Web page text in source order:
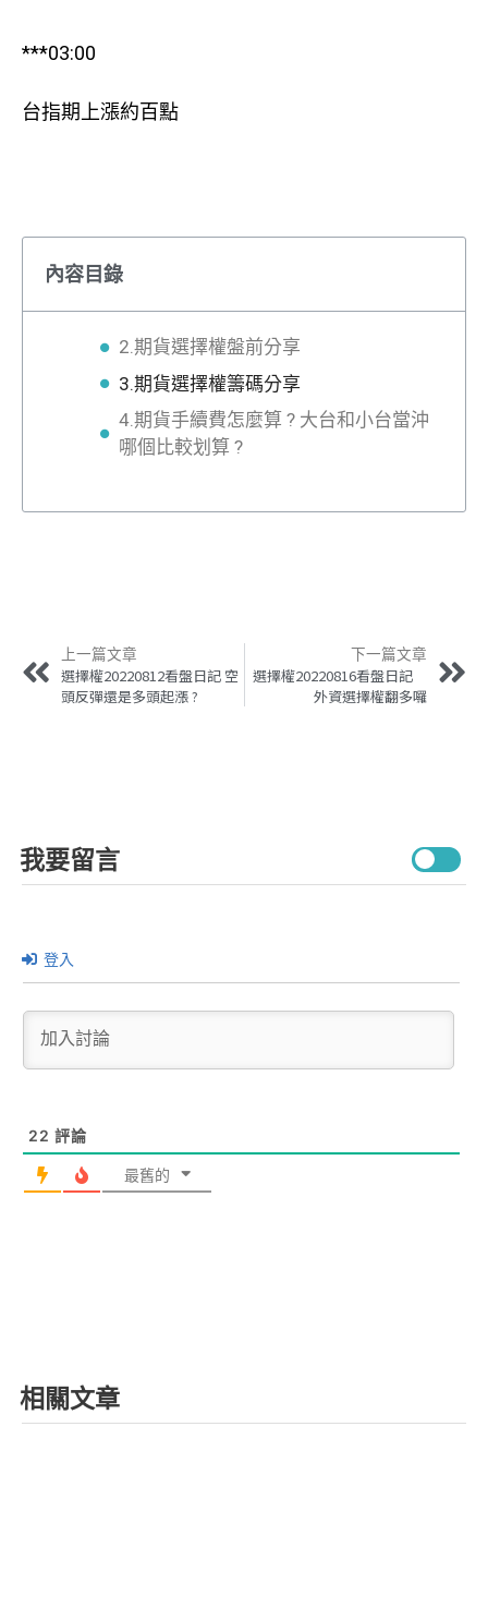
***03:00
台指期上漲約百點
內容目錄
2.期貨選擇權盤前分享
3.期貨選擇權籌碼分享
4.期貨手續費怎麼算 ? 大台和小台當沖
哪個比較划算 ?
上一篇文章
選擇權20220812看盤日記 空
頭反彈還是多頭起漲 ?
下一篇文章
選擇權20220816看盤日記
外資選擇權翻多囉
我要留言
登入
22 評論
最舊的
相關文章